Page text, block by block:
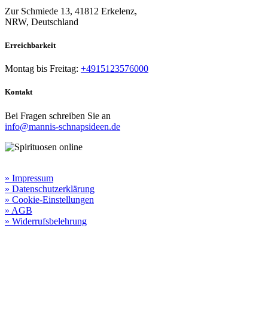
Zur Schmiede 13, 41812 Erkelenz,
NRW, Deutschland
Erreichbarkeit​
Montag bis Freitag: +4915123576000
Kontakt
Bei Fragen schreiben Sie an
info@mannis-schnapsideen.de
» Impressum
» Datenschutzerklärung
» Cookie-Einstellungen
» AGB
» Widerrufsbelehrung